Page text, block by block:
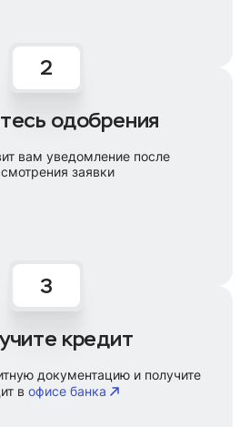
одобрения
вам уведомление после
заявки
кредит
документацию и получите
в офисе банка